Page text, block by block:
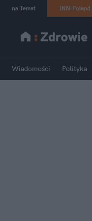
na:Temat INN:Poland
Wiadomości Polityka